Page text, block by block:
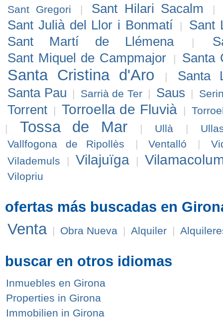
Sant Gregori | Sant Hilari Sacalm |
Sant Julià del Llor i Bonmatí |
Sant
Sant Martí de Llémena
|
Sant Miquel de Campmajor
| Santa
Santa Cristina d'Aro |
Santa
Santa Pau
| Sarrià de Ter | Saus |
Torrent | Torroella de Fluvià |
|
Tossa de Mar | Ullà |
Vallfogona de Ripollès
| Ventalló |
Vilademuls
| Vilajuïga |
Vilopriu
ofertas más buscadas en
Venta | Obra Nueva | Alquiler |
buscar en otros idiomas
Inmuebles en Girona
Properties in Girona
Immobilien in Girona